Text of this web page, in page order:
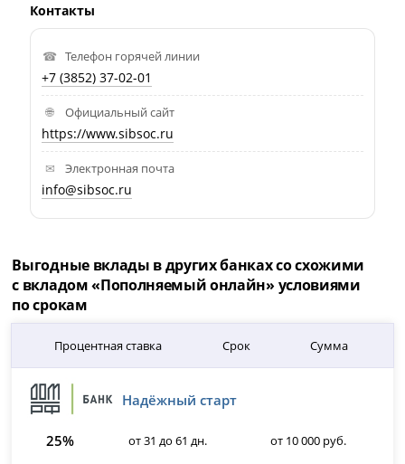
Контакты
Телефон горячей линии
+7 (3852) 37-02-01
Официальный сайт
https://www.sibsoc.ru
Электронная почта
info@sibsoc.ru
Выгодные вклады в других банках со схожими
с вкладом «Пополняемый онлайн» условиями
по срокам
Процентная ставка Срок Сумма
Надёжный старт
25% от 31 до 61 дн. от 10 000 руб.